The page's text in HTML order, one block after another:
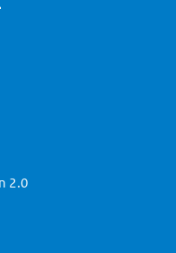
2.0